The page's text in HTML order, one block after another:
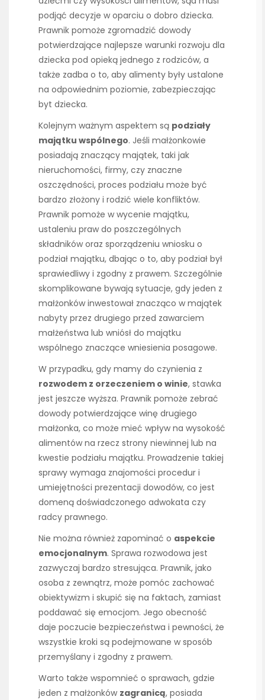
podjąć decyzje w oparciu o dobro dziecka.
Prawnik pomoże zgromadzić dowody
potwierdzające najlepsze warunki rozwoju dla
dziecka pod opieką jednego z rodziców, a
także zadba o to, aby alimenty były ustalone
na odpowiednim poziomie, zabezpieczając
byt dziecka.
Kolejnym ważnym aspektem są podziały
majątku wspólnego. Jeśli małżonkowie
posiadają znaczący majątek, taki jak
nieruchomości, firmy, czy znaczne
oszczędności, proces podziału może być
bardzo złożony i rodzić wiele konfliktów.
Prawnik pomoże w wycenie majątku,
ustaleniu praw do poszczególnych
składników oraz sporządzeniu wniosku o
podział majątku, dbając o to, aby podział był
sprawiedliwy i zgodny z prawem. Szczególnie
skomplikowane bywają sytuacje, gdy jeden z
małżonków inwestował znacząco w majątek
nabyty przez drugiego przed zawarciem
małżeństwa lub wniósł do majątku
wspólnego znaczące wniesienia posagowe.
W przypadku, gdy mamy do czynienia z
rozwodem z orzeczeniem o winie, stawka
jest jeszcze wyższa. Prawnik pomoże zebrać
dowody potwierdzające winę drugiego
małżonka, co może mieć wpływ na wysokość
alimentów na rzecz strony niewinnej lub na
kwestie podziału majątku. Prowadzenie takiej
sprawy wymaga znajomości procedur i
umiejętności prezentacji dowodów, co jest
domeną doświadczonego adwokata czy
radcy prawnego.
Nie można również zapominać o aspekcie
emocjonalnym. Sprawa rozwodowa jest
zazwyczaj bardzo stresująca. Prawnik, jako
osoba z zewnątrz, może pomóc zachować
obiektywizm i skupić się na faktach, zamiast
poddawać się emocjom. Jego obecność
daje poczucie bezpieczeństwa i pewności, że
wszystkie kroki są podejmowane w sposób
przemyślany i zgodny z prawem.
Warto także wspomnieć o sprawach, gdzie
jeden z małżonków zagranicą, posiada